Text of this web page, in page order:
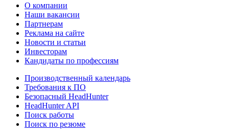
О компании
Наши вакансии
Партнерам
Реклама на сайте
Новости и статьи
Инвесторам
Кандидаты по профессиям
Производственный календарь
Требования к ПО
Безопасный HeadHunter
HeadHunter API
Поиск работы
Поиск по резюме